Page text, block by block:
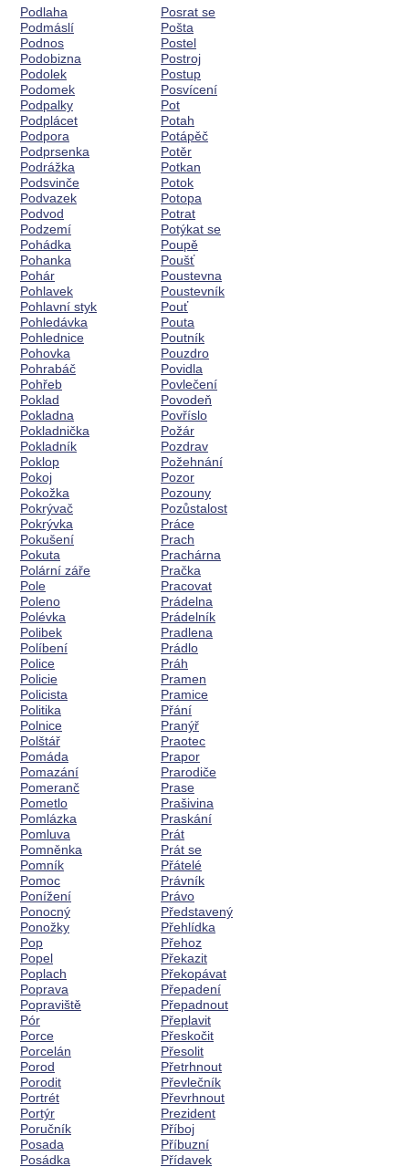
Podlaha
Podmáslí
Podnos
Podobizna
Podolek
Podomek
Podpalky
Podplácet
Podpora
Podprsenka
Podrážka
Podsvinče
Podvazek
Podvod
Podzemí
Pohádka
Pohanka
Pohár
Pohlavek
Pohlavní styk
Pohledávka
Pohlednice
Pohovka
Pohrabáč
Pohřeb
Poklad
Pokladna
Pokladnička
Pokladník
Poklop
Pokoj
Pokožka
Pokrývač
Pokrývka
Pokušení
Pokuta
Polární záře
Pole
Poleno
Polévka
Polibek
Políbení
Police
Policie
Policista
Politika
Polnice
Polštář
Pomáda
Pomazání
Pomeranč
Pometlo
Pomlázka
Pomluva
Pomněnka
Pomník
Pomoc
Ponížení
Ponocný
Ponožky
Pop
Popel
Poplach
Poprava
Popraviště
Pór
Porce
Porcelán
Porod
Porodit
Portrét
Portýr
Poručník
Posada
Posádka
Posrat se
Pošta
Postel
Postroj
Postup
Posvícení
Pot
Potah
Potápěč
Potěr
Potkan
Potok
Potopa
Potrat
Potýkat se
Poupě
Poušť
Poustevna
Poustevník
Pouť
Pouta
Poutník
Pouzdro
Povidla
Povlečení
Povodeň
Povříslo
Požár
Pozdrav
Požehnání
Pozor
Pozouny
Pozůstalost
Práce
Prach
Prachárna
Pračka
Pracovat
Prádelna
Prádelník
Pradlena
Prádlo
Práh
Pramen
Pramice
Přání
Pranýř
Praotec
Prapor
Prarodiče
Prase
Prašivina
Praskání
Prát
Prát se
Přátelé
Právník
Právo
Představený
Přehlídka
Přehoz
Překazit
Překopávat
Přepadení
Přepadnout
Přeplavit
Přeskočit
Přesolit
Přetrhnout
Převlečník
Převrhnout
Prezident
Příboj
Příbuzní
Přídavek